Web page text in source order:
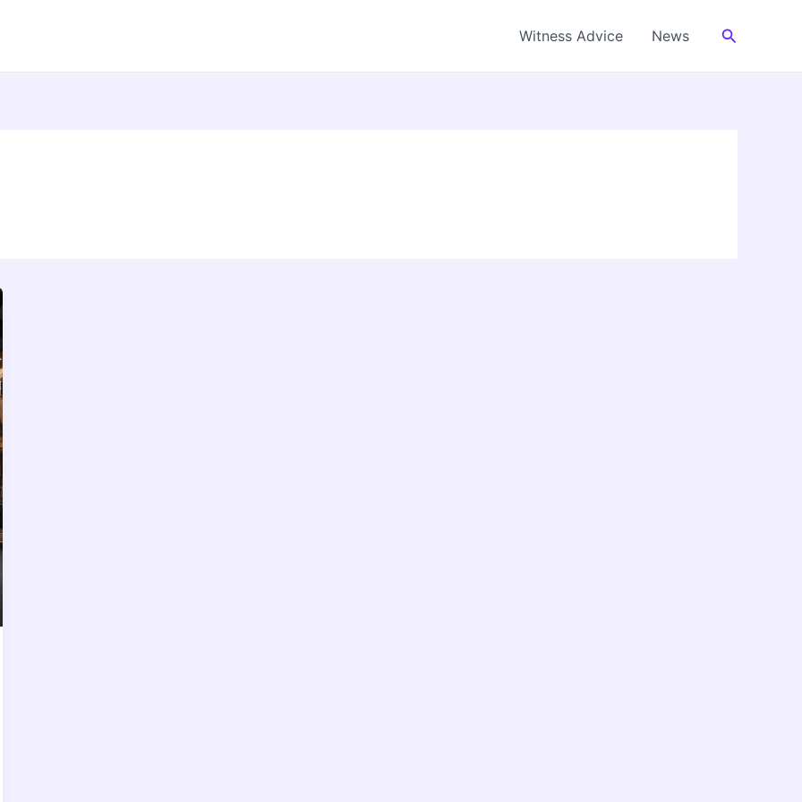
Witness Advice News Cerca